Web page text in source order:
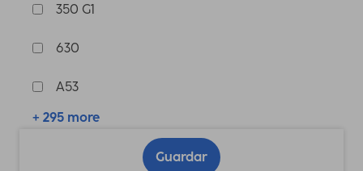
350 G1
630
A53
+ 295 more
Guardar